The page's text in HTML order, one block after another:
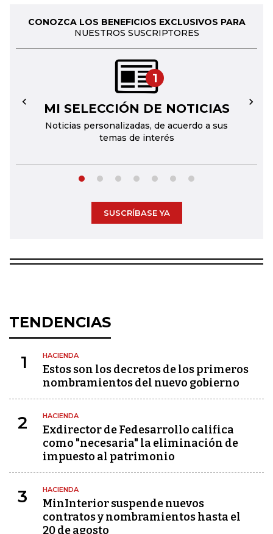
CONOZCA LOS BENEFICIOS EXCLUSIVOS PARA
NUESTROS SUSCRIPTORES
1
MI SELECCIÓN DE NOTICIAS
Noticias personalizadas, de acuerdo a sus
temas de interés
← →
SUSCRÍBASE YA
TENDENCIAS
1 HACIENDA
Estos son los decretos de los primeros
nombramientos del nuevo gobierno
2 HACIENDA
Exdirector de Fedesarrollo califica
como "necesaria" la eliminación de
impuesto al patrimonio
3 HACIENDA
MinInterior suspende nuevos
contratos y nombramientos hasta el
20 de agosto